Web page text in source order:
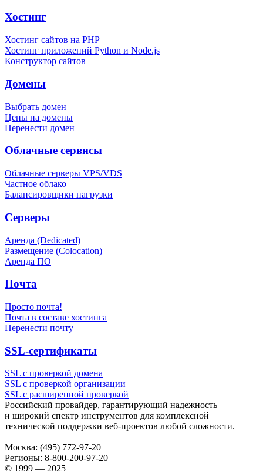
Хостинг
Хостинг сайтов на PHP
Хостинг приложений Python и Node.js
Конструктор сайтов
Домены
Выбрать домен
Цены на домены
Перенести домен
Облачные сервисы
Облачные серверы VPS/VDS
Частное облако
Балансировщики нагрузки
Серверы
Аренда (Dedicated)
Размещение (Colocation)
Аренда ПО
Почта
Просто почта!
Почта в составе хостинга
Перенести почту
SSL-сертификаты
SSL с проверкой домена
SSL с проверкой организации
SSL с расширенной проверкой
Российский провайдер, гарантирующий надежность
и широкий спектр инструментов для комплексной
технической поддержки веб-проектов любой сложности.
Москва: (495) 772-97-20
Регионы: 8-800-200-97-20
© 1999 — 2025